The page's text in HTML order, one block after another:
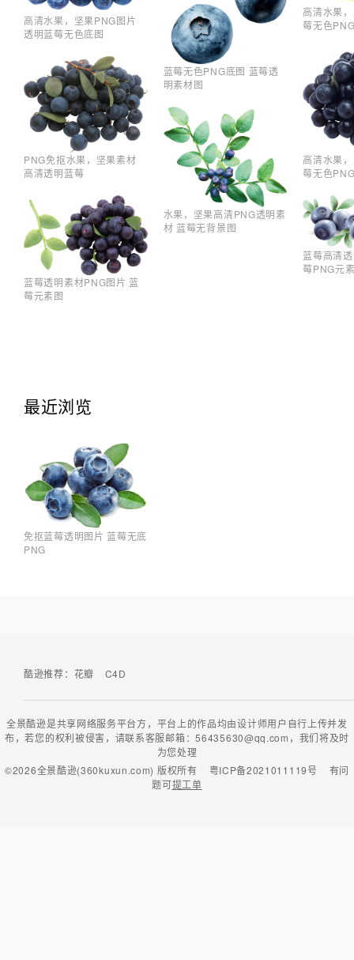
高清水果，坚果PNG图片
透明蓝莓无色底图
PNG免抠水果，坚果素材
高清透明蓝莓
蓝莓透明素材PNG图片 蓝
莓元素图
蓝莓无色PNG底图 蓝莓透
明素材图
水果，坚果高清PNG透明素
材 蓝莓无背景图
高清水果
莓无色
高清水果
莓无色
蓝莓高清
莓PNG元
最近浏览
免抠蓝莓透明图片 蓝莓无底
PNG
酷逊推荐： 花瓣 C4D
全景酷逊是共享网络服务平台方，平台上的作品均由设计师用户自行上传并发
布，若您的权利被侵害，请联系客服邮箱：56435630@qq.com，我们将及时
为您处理
©2026全景酷逊(360kuxun.com) 版权所有 粤ICP备2021011119号
有问
题可提工单